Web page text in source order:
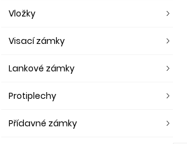
Vložky
Visací zámky
Lankové zámky
Protiplechy
Přídavné zámky